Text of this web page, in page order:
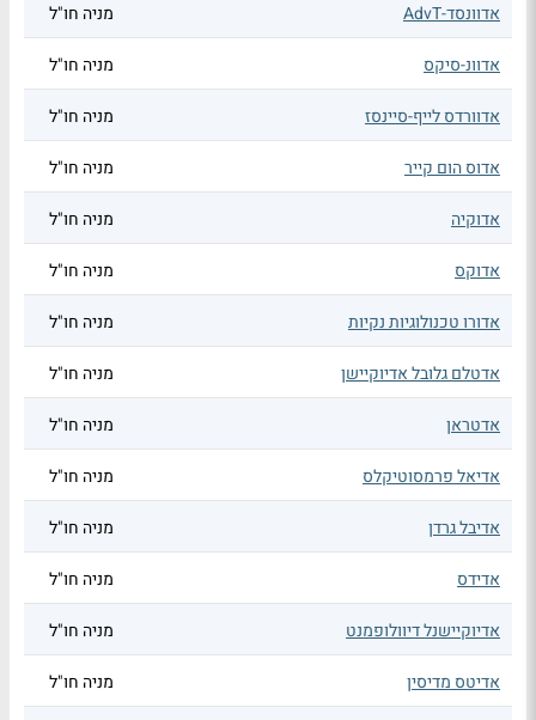
אדוונסד-AdvT מניה חו"ל
אדוונ-סיקס מניה חו"ל
אדוורדס לייף-סיינסז מניה חו"ל
אדוס הום קייר מניה חו"ל
אדוקיה מניה חו"ל
אדוקס מניה חו"ל
אדורו טכנולוגיות נקיות מניה חו"ל
אדטלם גלובל אדיוקיישן מניה חו"ל
אדטראן מניה חו"ל
אדיאל פרמסוטיקלס מניה חו"ל
אדיבל גרדן מניה חו"ל
אדידס מניה חו"ל
אדיוקיישנל דיוולופמנט מניה חו"ל
אדיטס מדיסין מניה חו"ל